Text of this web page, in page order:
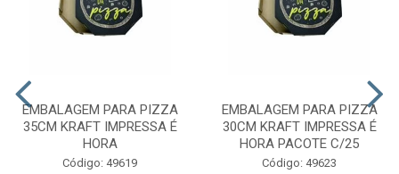
EMBALAGEM PARA PIZZA
35CM KRAFT IMPRESSA É
HORA
Código: 49619
EMBALAGEM PARA PIZZA
30CM KRAFT IMPRESSA É
HORA PACOTE C/25
Código: 49623